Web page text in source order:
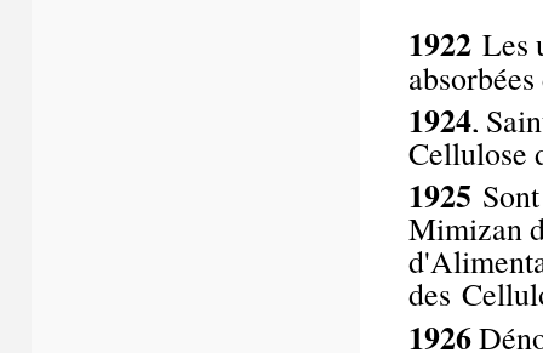
1922 Les
1924,
Cellulose
1925
Mimizan
des
1926